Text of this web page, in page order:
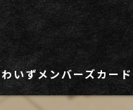
わいずメンバーズカード